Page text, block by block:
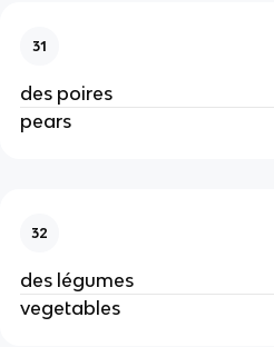
31
des poires
pears
32
des légumes
vegetables